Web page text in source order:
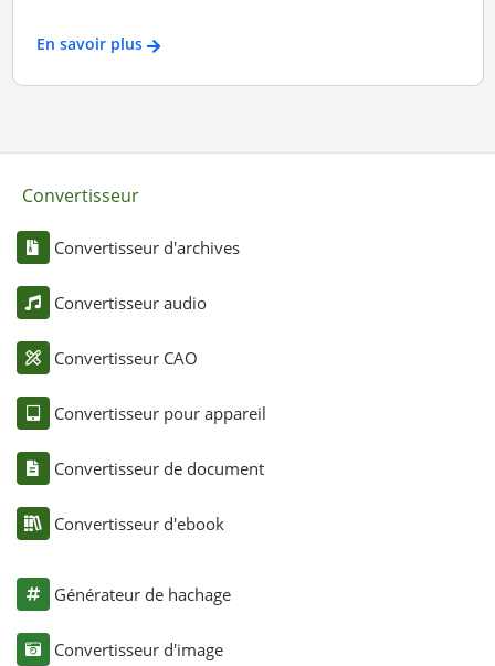
En savoir plus
Convertisseur
Convertisseur d'archives
Convertisseur audio
Convertisseur CAO
Convertisseur pour appareil
Convertisseur de document
Convertisseur d'ebook
Générateur de hachage
Convertisseur d'image